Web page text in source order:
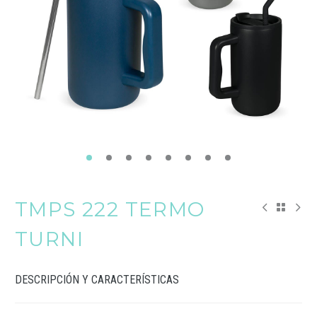
TMPS 222 TERMO
TURNI
DESCRIPCIÓN Y CARACTERÍSTICAS